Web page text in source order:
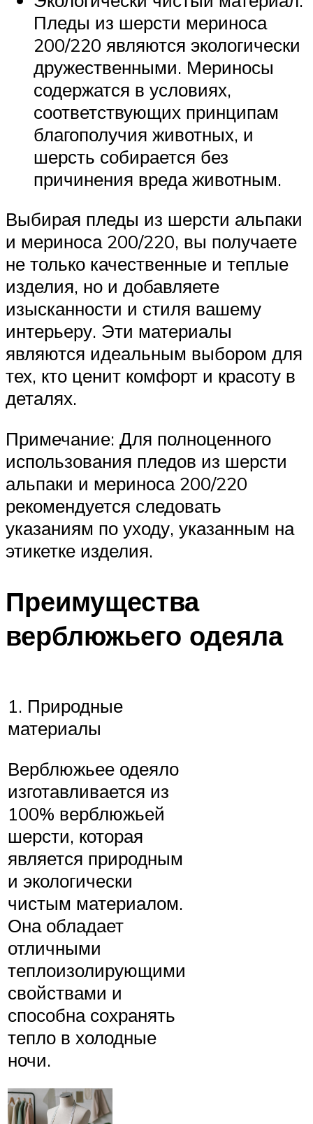
Пледы из шерсти мериноса
200/220 являются экологически
дружественными. Мериносы
содержатся в условиях,
соответствующих принципам
благополучия животных, и
шерсть собирается без
причинения вреда животным.
Выбирая пледы из шерсти альпаки
и мериноса 200/220, вы получаете
не только качественные и теплые
изделия, но и добавляете
изысканности и стиля вашему
интерьеру. Эти материалы
являются идеальным выбором для
тех, кто ценит комфорт и красоту в
деталях.
Примечание: Для полноценного
использования пледов из шерсти
альпаки и мериноса 200/220
рекомендуется следовать
указаниям по уходу, указанным на
этикетке изделия.
Преимущества
верблюжьего одеяла
1. Природные
материалы
Верблюжьее одеяло
изготавливается из
100% верблюжьей
шерсти, которая
является природным
и экологически
чистым материалом.
Она обладает
отличными
теплоизолирующими
свойствами и
способна сохранять
тепло в холодные
ночи.